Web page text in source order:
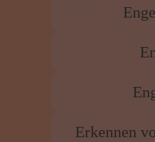
Erkennen